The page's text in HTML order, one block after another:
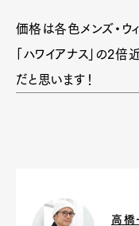
価格は各色メンズ・ウ
「ハワイアナス」の2
だと思います！
高橋